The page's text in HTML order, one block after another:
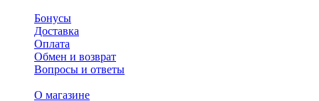
Бонусы
Доставка
Оплата
Обмен и возврат
Вопросы и ответы
О магазине